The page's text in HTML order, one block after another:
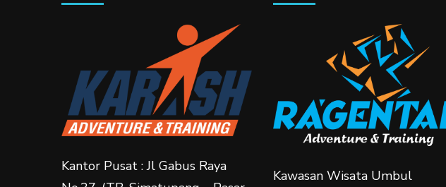
Kantor Pusat : Jl Gabus Raya
Kawasan Wisata Umbul